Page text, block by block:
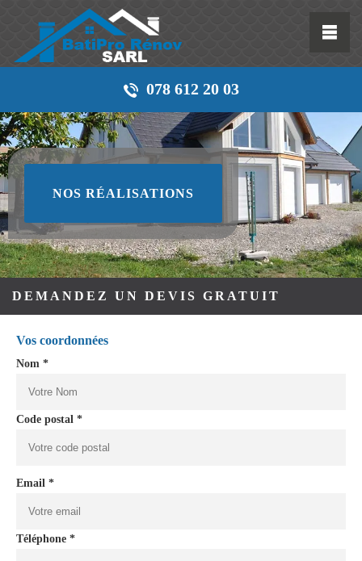
078 612 20 03
NOS RÉALISATIONS
DEMANDEZ UN DEVIS GRATUIT
Vos coordonnées
Nom *
Code postal *
Email *
Téléphone *